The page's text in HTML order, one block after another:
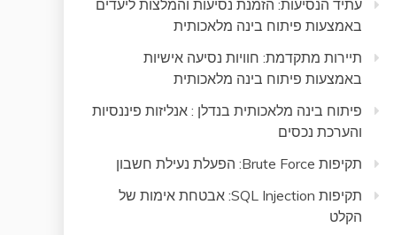
עתיד הנסיעות: הזמנת נסיעות והמלצות ליעדים
באמצעות פיתוח בינה מלאכותית
תיירות מתקדמת: חוויות נסיעה אישיות
באמצעות פיתוח בינה מלאכותית
פיתוח בינה מלאכותית בנדלן : אנליזות פיננסיות
והערכת נכסים
תקיפות Brute Force: הפעלת נעילת חשבון
תקיפות SQL Injection: אבטחת אימות של
הקלט